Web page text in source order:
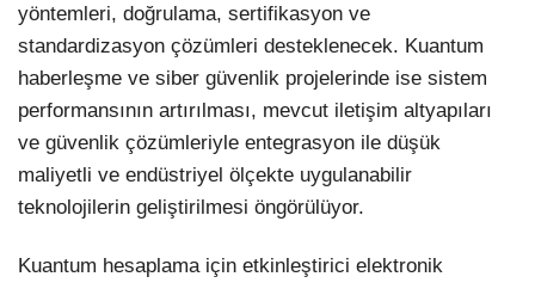
yöntemleri, doğrulama, sertifikasyon ve
standardizasyon çözümleri desteklenecek. Kuantum
haberleşme ve siber güvenlik projelerinde ise sistem
performansının artırılması, mevcut iletişim altyapıları
ve güvenlik çözümleriyle entegrasyon ile düşük
maliyetli ve endüstriyel ölçekte uygulanabilir
teknolojilerin geliştirilmesi öngörülüyor.
Kuantum hesaplama için etkinleştirici elektronik